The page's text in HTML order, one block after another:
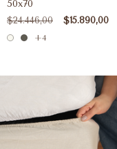
50x70
$24.446,00 $15.890,00
+4